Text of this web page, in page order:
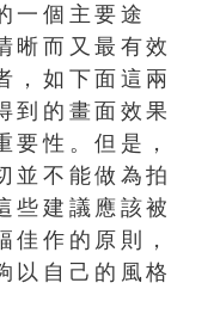
一個主要途
晰而又最有效
，如下面這兩
到的畫面效果
要性。但是，
並不能做為拍
些建議應該被
佳作的原則，
以自己的風格